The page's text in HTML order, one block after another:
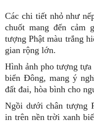
Các chi tiết nhỏ như
chuốt mang đến cảm
tượng Phật màu trắng
gian rộng lớn.
Hình ảnh pho tượng
biển Đông, mang ý
đất đai, hòa bình cho
Ngồi dưới chân tượng
in trên nền trời xanh